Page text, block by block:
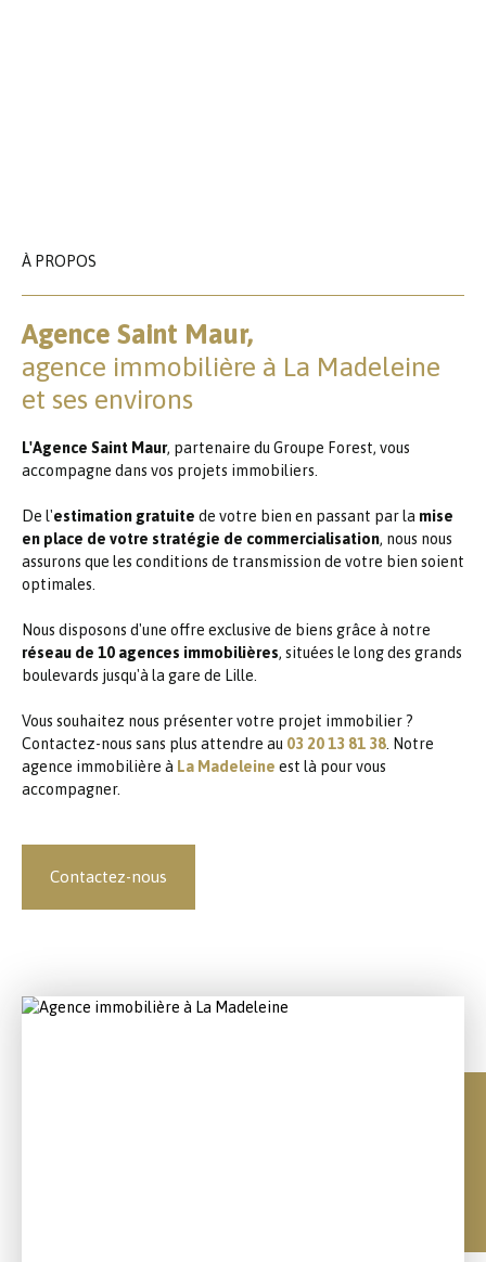
À PROPOS
Agence Saint Maur,
agence immobilière à La Madeleine
et ses environs
L'Agence Saint Maur, partenaire du Groupe Forest, vous
accompagne dans vos projets immobiliers.
De l'estimation gratuite de votre bien en passant par la mise
en place de votre stratégie de commercialisation, nous nous
assurons que les conditions de transmission de votre bien soient
optimales.
Nous disposons d'une offre exclusive de biens grâce à notre
réseau de 10 agences immobilières, situées le long des grands
boulevards jusqu'à la gare de Lille.
Vous souhaitez nous présenter votre projet immobilier ?
Contactez-nous sans plus attendre au 03 20 13 81 38 . Notre
agence immobilière à La Madeleine est là pour vous
accompagner.
Contactez-nous